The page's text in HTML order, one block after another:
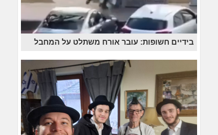
בידיים חשופות: עובר אורח משתלט על המחבל